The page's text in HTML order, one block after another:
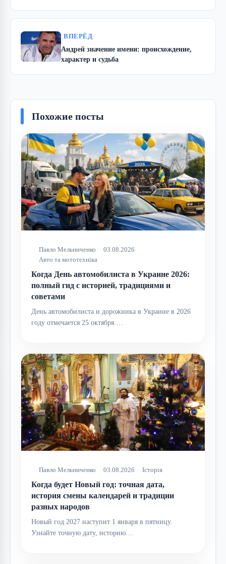
ВПЕРЁД
Андрей значение имени: происхождение,
характер и судьба
Похожие посты
Павло Мельниченко
03.08.2026
Авто та мототехніка
Когда День автомобилиста в Украине 2026:
полный гид с историей, традициями и
советами
День автомобилиста и дорожника в Украине в 2026
году отмечается 25 октября.…
Павло Мельниченко 03.08.2026 Історія
Когда будет Новый год: точная дата,
история смены календарей и традиции
разных народов
Новый год 2027 наступит 1 января в пятницу.
Узнайте точную дату, историю…